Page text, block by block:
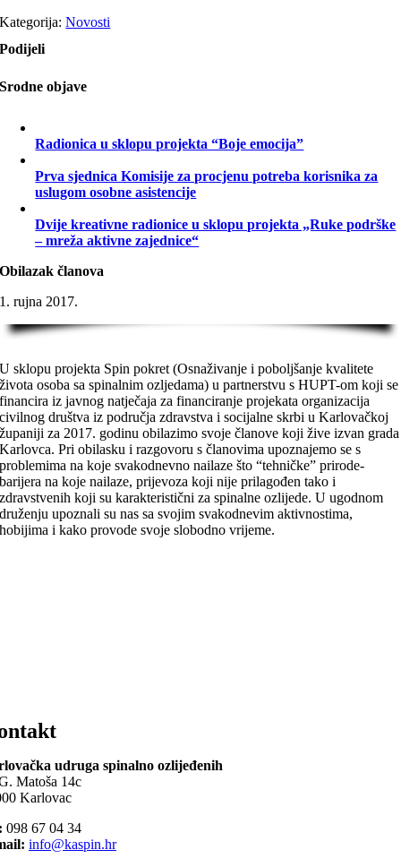
Kategorija:Novosti
Podijeli
Srodne objave
Radionica u sklopu projekta “Boje emocija”
Prva sjednica Komisije za procjenu potreba korisnika za
uslugom osobne asistencije
Dvije kreativne radionice u sklopu projekta „Ruke podrške
– mreža aktivne zajednice“
Obilazak članova
1. rujna 2017.
U sklopu projekta Spin pokret (Osnaživanje i poboljšanje kvalitete
života osoba sa spinalnim ozljedama) u partnerstvu s HUPT-om koji se
financira iz javnog natječaja za financiranje projekata organizacija
civilnog društva iz područja zdravstva i socijalne skrbi u Karlovačkoj
županiji za 2017. godinu obilazimo svoje članove koji žive izvan grada
Karlovca. Pri obilasku i razgovoru s članovima upoznajemo se s
problemima na koje svakodnevno nailaze što “tehničke” prirode-
barijera na koje nailaze, prijevoza koji nije prilagođen tako i
zdravstvenih koji su karakteristični za spinalne ozlijede. U ugodnom
druženju upoznali su nas sa svojim svakodnevim aktivnostima,
hobijima i kako provode svoje slobodno vrijeme.
udruga spinalno ozlijeđenih
Matoša 14c
Karlovac
098 67 04 34
info@kaspin.hr